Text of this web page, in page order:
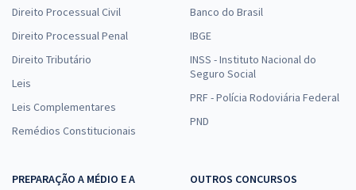
Direito Processual Civil
Direito Processual Penal
Direito Tributário
Leis
Leis Complementares
Remédios Constitucionais
Banco do Brasil
IBGE
INSS - Instituto Nacional do
Seguro Social
PRF - Polícia Rodoviária Federal
PND
PREPARAÇÃO A MÉDIO E A
OUTROS CONCURSOS